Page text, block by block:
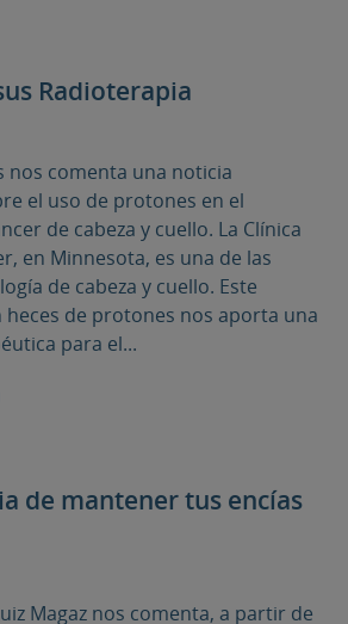
Radioterapia
nos comenta una noticia
el uso de protones en el
de cabeza y cuello. La Clínica
en Minnesota, es una de las
de cabeza y cuello. Este
de protones nos aporta una
para el...
de mantener tus encías
Magaz nos comenta, a partir de